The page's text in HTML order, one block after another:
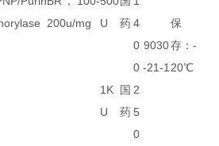
200u/mg
U
药 4
0
0
9030
-21-1
保
存：-
20℃
1K
U
国
药
2
5
0